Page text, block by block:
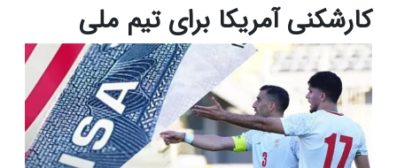
کارشکنی آمریکا برای تیم ملی